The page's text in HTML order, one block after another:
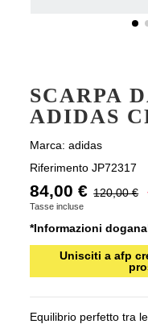
SCARPA
ADIDAS
Marca: adidas
Riferimento JP72317
84,00 € 120,00 €
Tasse incluse
*Informazioni
Unisciti a afp
Equilibrio perfetto tra